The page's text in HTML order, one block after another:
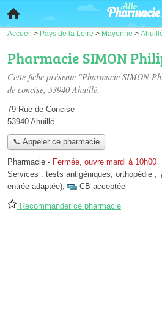
Accueil > Pays de la Loire > Mayenne >
Pharmacie SIMON
Cette fiche présente "Pharmacie SIMON
de concise, 53940 Ahuillé.
79 Rue de Concise
53940 Ahuillé
📞 Appeler ce pharmacie
Pharmacie - Fermée, ouvre mardi à 10h00
Services : tests antigéniques, orthopédie ,
entrée adaptée), CB acceptée
Recommander ce pharmacie